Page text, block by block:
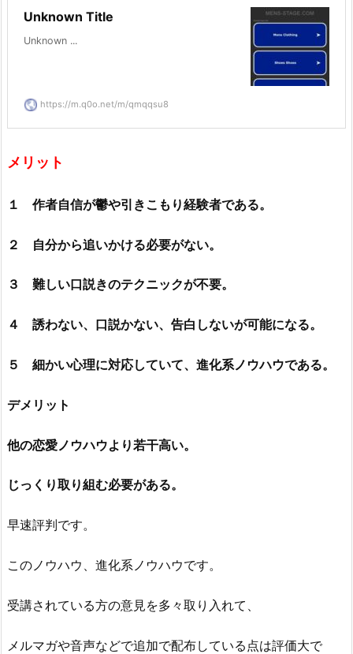
Unknown Title
Unknown ...
https://m.q0o.net/m/qmqqsu8
メリット
１ 作者自信が鬱や引きこもり経験者である。
２ 自分から追いかける必要がない。
３ 難しい口説きのテクニックが不要。
４ 誘わない、口説かない、告白しないが可能になる。
５ 細かい心理に対応していて、進化系ノウハウである。
デメリット
他の恋愛ノウハウより若干高い。
じっくり取り組む必要がある。
早速評判です。
このノウハウ、進化系ノウハウです。
受講されている方の意見を多々取り入れて、
メルマガや音声などで追加で配布している点は評価大で